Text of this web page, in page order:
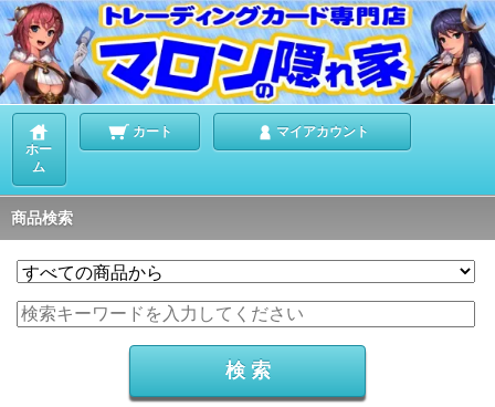
ホー
ム
カート マイアカウント
商品検索